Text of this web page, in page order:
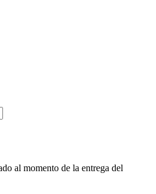
al momento de la entrega del